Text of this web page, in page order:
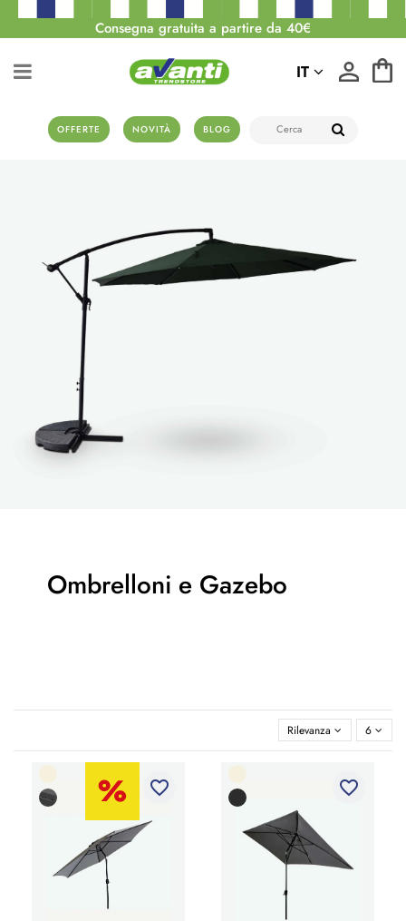
Consegna gratuita a partire da 40€
OFFERTE NOVITÀ BLOG
IT
Ombrelloni e Gazebo
Rilevanza 6
favorite_border favorite_border